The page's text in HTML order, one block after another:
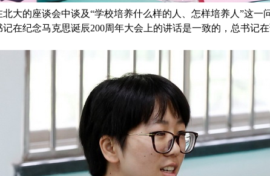
大的座谈会中谈及“学校培养什么样的人、怎样培养人”这
在纪念马克思诞辰200周年大会上的讲话是一致的，总书记